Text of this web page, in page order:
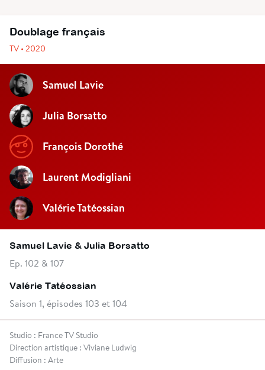
Doublage français
TV • 2020
Samuel Lavie
Julia Borsatto
François Dorothé
Laurent Modigliani
Valérie Tatéossian
Samuel Lavie & Julia Borsatto
Ep. 102 & 107
Valérie Tatéossian
Saison 1, épisodes 103 et 104
Studio : France TV Studio
Direction artistique : Viviane Ludwig
Diffusion : Arte